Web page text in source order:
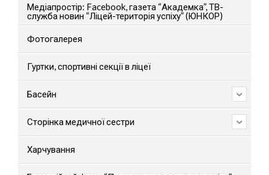
Медіапростір: Facebook, газета “Академка”, ТВ-
служба новин “Ліцей-територія успіху” (ЮНКОР)
Фотогалерея
Гуртки, спортивні секції в ліцеї
Басейн
Сторінка медичної сестри
Харчування